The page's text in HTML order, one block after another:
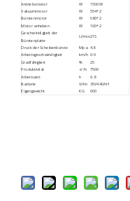
Antriebsmotor W 1500W
Vakuummotor W
554*2
Bürstenmotor
W 680*2
Motor anheben W 100*2
Geschwindigkeit der
Bürstenplatte
U/min215
Druck der Scheibenbürste Mpa 4.8
Arbeitsgeschwindigkeit
km/h 0-9
Gradfähigkeit % 25
Produktivität ㎡/h 7500
Arbeitszeit h 6-8
Batterie V/Ah 36V440AH
Eigengewicht
KG 600